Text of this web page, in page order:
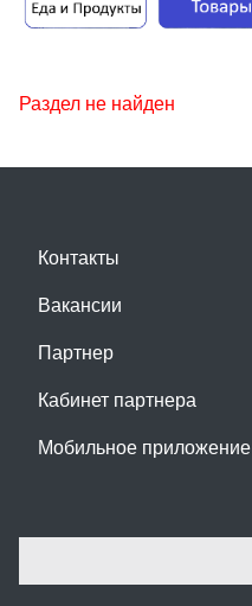
Раздел не найден
Контакты
Вакансии
Партнер
Кабинет партнера
Мобильное приложение